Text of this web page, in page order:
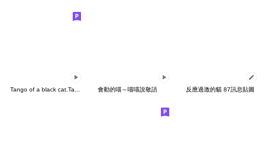
Tango of a black cat.Taiwanese edition 會動的喵～喵喵說敬語 反應過激的貓 87訊息貼圖